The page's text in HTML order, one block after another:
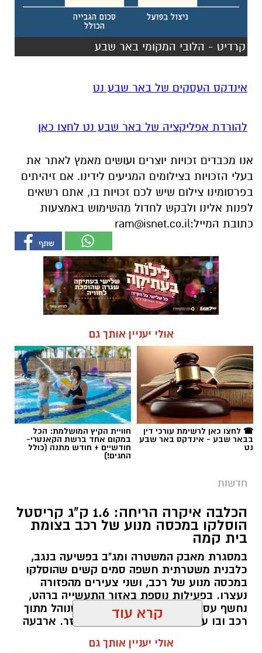
קרדיט - הלובי המקומי באר שבע
אינדקס העסקים של באר שבע נט
להורדת אפליקציה של באר שבע נט לחצו כאן
אנו מכבדים זכויות יוצרים ועושים מאמץ לאתר את
בעלי הזכויות בצילומים המגיעים לידינו. אם זיהיתים
בפרסומינו צילום שיש לכם זכויות בו, אתם רשאים
לפנות אלינו ולבקש לחדול מהשימוש באמצעות
כתובת המייל:ram@isnet.co.il
אולי יעניין אותך גם
☎ לחצו כאן לרשימת עורכי דין
בבאר שבע - אינדקס באר שבע
נט
חוויית הקיץ המושלמת: הכל
במקום אחד ברשת הקאנטרי-
חודשיים + חודש מתנה (כולל
החגים!)
חדשות
הכלבה איקרה הריחה: 1.6 ק"ג קריסטל
הוסלקו במכסה מנוע של רכב בצומת
בית קמה
במסגרת מאבק המשטרה ומג"ב בפשיעה בנגב,
כלבנית משטרתית חשפה סמים קשים שהוסלקו
במכסה מנוע של רכב, ושני צעירים מהפזורה
נעצרו. בפעילות נוספת באזור התעשייה ברהט,
נחשף עסק מחתרתי להמרת כספים שנוהל מתוך
רכב ובו עשרות אלפי שקלים ומטבע זר. ארבעה
קרא עוד